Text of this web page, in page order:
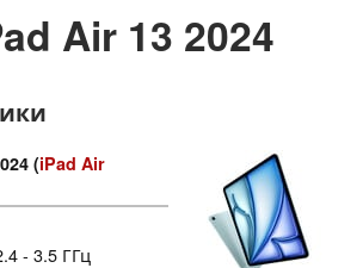
Air 13 2024
(iPad Air
- 3.5 ГГц